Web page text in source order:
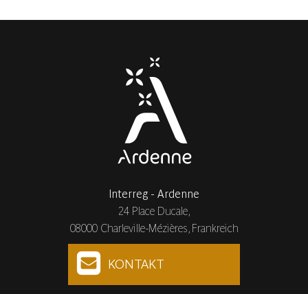
Interreg - Ardenne
24 Place Ducale,
08000 Charleville-Mézières, Frankreich
KONTAKT